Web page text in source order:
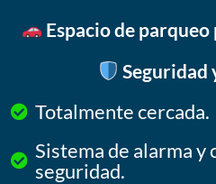
Espacio de
Seguridad
Totalmente cercada.
Sistema de alarma y
seguridad.